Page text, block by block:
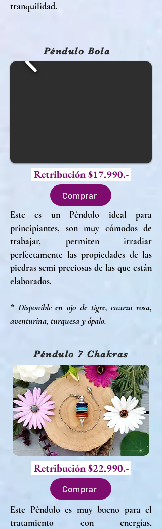
tranquilidad.
Péndulo Bola
Retribución $17.990.-
Comprar
Este es un Péndulo ideal para
principiantes, son muy cómodos de
trabajar, permiten irradiar
perfectamente las propiedades de las
piedras semi preciosas de las que están
elaborados.
* Disponible en ojo de tigre, cuarzo rosa,
aventurina, turquesa y ópalo.
Péndulo 7 Chakras
Retribución $22.990.-
Comprar
Este Péndulo es muy bueno para el
tratamiento con energías,